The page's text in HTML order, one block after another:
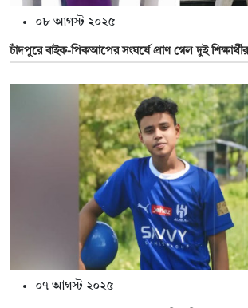
০৮ আগস্ট ২০২৫
চাঁদপুরে বাইক-পিকআপের সংঘর্ষে প্রাণ গেল দুই শিক্ষার্থীর
০৭ আগস্ট ২০২৫